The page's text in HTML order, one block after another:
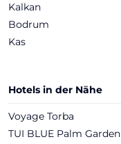
Kalkan
Bodrum
Kas
Hotels in der Nähe
Voyage Torba
TUI BLUE Palm Garden